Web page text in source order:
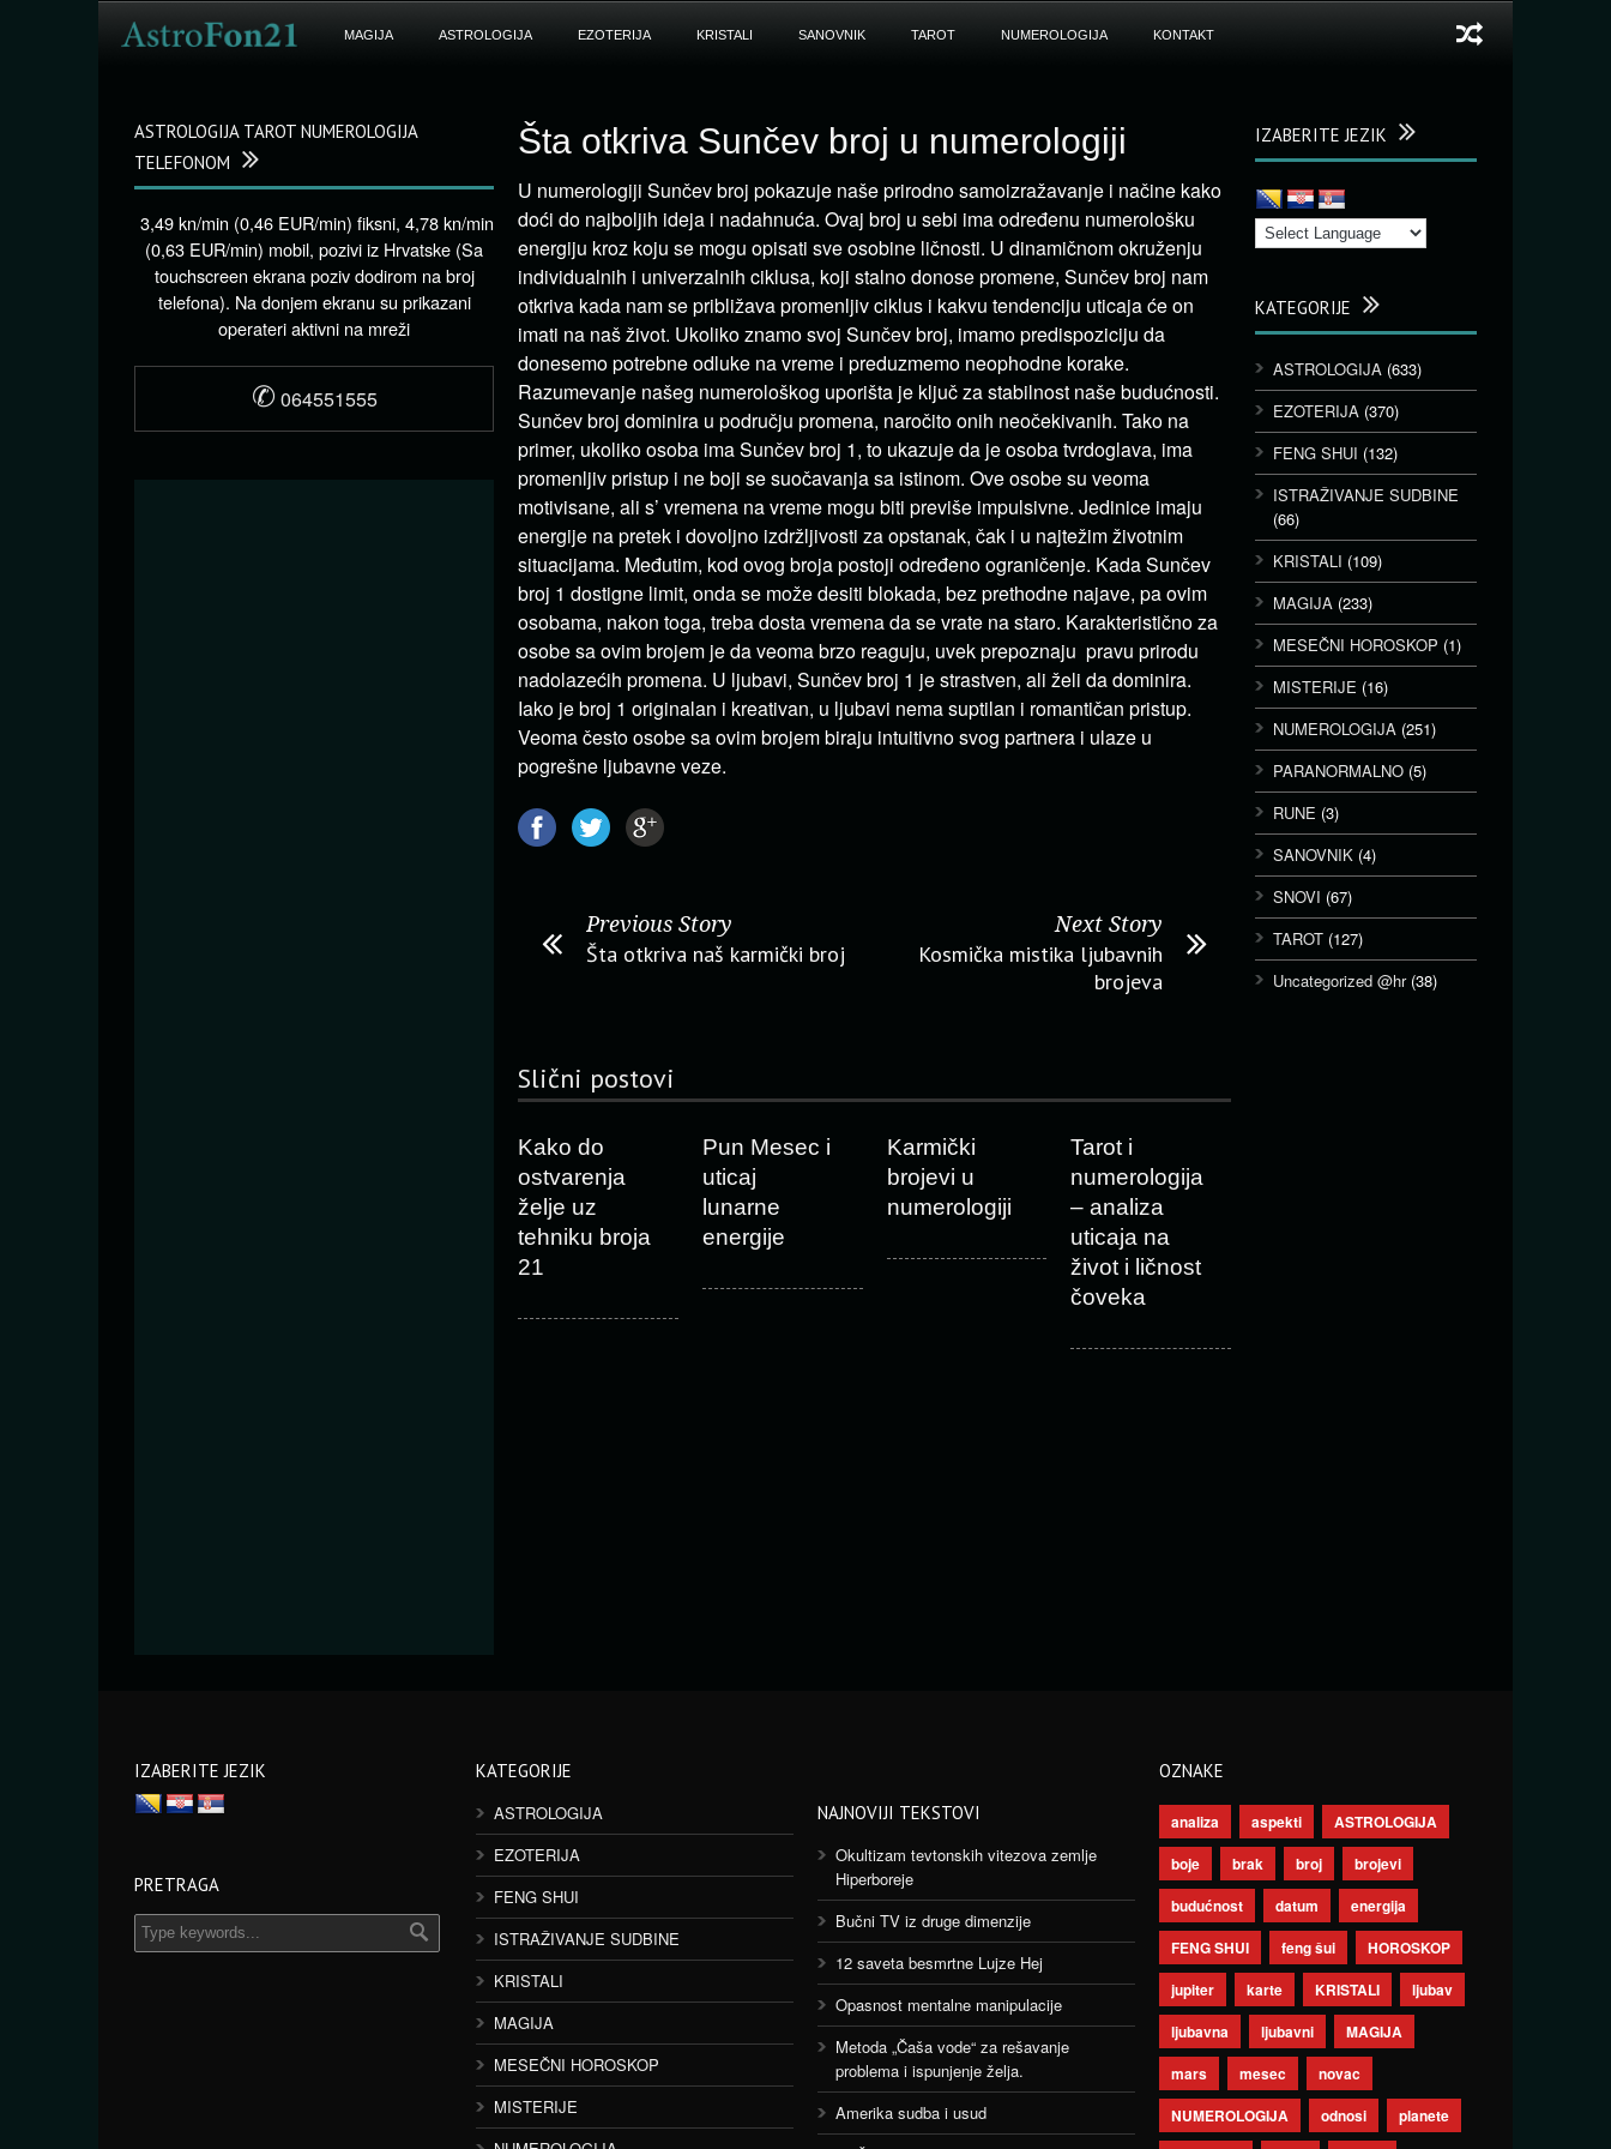
MAGIJA ASTROLOGIJA EZOTERIJA KRISTALI SANOVNIK TAROT NUMEROLOGIJA KONTAKT
Šta otkriva Sunčev broj u numerologiji
U numerologiji Sunčev broj pokazuje naše prirodno samoizražavanje i načine kako
doći do najboljih ideja i nadahnuća. Ovaj broj u sebi ima određenu numerološku
energiju kroz koju se mogu opisati sve osobine ličnosti. U dinamičnom okruženju
individualnih i univerzalnih ciklusa, koji stalno donose promene, Sunčev broj nam
otkriva kada nam se približava promenljiv ciklus i kakvu tendenciju uticaja će on
imati na naš život. Ukoliko znamo svoj Sunčev broj, imamo predispoziciju da
donesemo potrebne odluke na vreme i preduzmemo neophodne korake.
Razumevanje našeg numerološkog uporišta je ključ za stabilnost naše budućnosti.
Sunčev broj dominira u području promena, naročito onih neočekivanih. Tako na
primer, ukoliko osoba ima Sunčev broj 1, to ukazuje da je osoba tvrdoglava, ima
promenljiv pristup i ne boji se suočavanja sa istinom. Ove osobe su veoma
motivisane, ali s’ vremena na vreme mogu biti previše impulsivne. Jedinice imaju
energije na pretek i dovoljno izdržljivosti za opstanak, čak i u najtežim životnim
situacijama. Međutim, kod ovog broja postoji određeno ograničenje. Kada Sunčev
broj 1 dostigne limit, onda se može desiti blokada, bez prethodne najave, pa ovim
osobama, nakon toga, treba dosta vremena da se vrate na staro. Karakteristično za
osobe sa ovim brojem je da veoma brzo reaguju, uvek prepoznaju pravu prirodu
nadolazećih promena. U ljubavi, Sunčev broj 1 je strastven, ali želi da dominira.
Iako je broj 1 originalan i kreativan, u ljubavi nema suptilan i romantičan pristup.
Veoma često osobe sa ovim brojem biraju intuitivno svog partnera i ulaze u
pogrešne ljubavne veze.
Previous Story
Šta otkriva naš karmički broj
Next Story
Kosmička mistika ljubavnih
brojeva
Slični postovi
Kako do
ostvarenja
želje uz
tehniku broja
21
Pun Mesec i
uticaj
lunarne
energije
Karmički
brojevi u
numerologiji
Tarot i
numerologija
– analiza
uticaja na
život i ličnost
čoveka
IZABERITE JEZIK
KATEGORIJE
ASTROLOGIJA (633)
EZOTERIJA (370)
FENG SHUI (132)
ISTRAŽIVANJE SUDBINE
(66)
KRISTALI (109)
MAGIJA (233)
MESEČNI HOROSKOP (1)
MISTERIJE (16)
NUMEROLOGIJA (251)
PARANORMALNO (5)
RUNE (3)
SANOVNIK (4)
SNOVI (67)
TAROT (127)
Uncategorized @hr(38)
ASTROLOGIJA TAROT NUMEROLOGIJA
TELEFONOM
3,49 kn/min (0,46 EUR/min) fiksni, 4,78 kn/min
(0,63 EUR/min) mobil, pozivi iz Hrvatske (Sa
touchscreen ekrana poziv dodirom na broj
telefona). Na donjem ekranu su prikazani
operateri aktivni na mreži
✆ 064551555
IZABERITE JEZIK
PRETRAGA
KATEGORIJE
ASTROLOGIJA
EZOTERIJA
FENG SHUI
ISTRAŽIVANJE SUDBINE
KRISTALI
MAGIJA
MESEČNI HOROSKOP
MISTERIJE
NAJNOVIJI TEKSTOVI
Okultizam tevtonskih vitezova zemlje
Hiperboreje
Bučni TV iz druge dimenzije
12 saveta besmrtne Lujze Hej
Opasnost mentalne manipulacije
Metoda „Čaša vode“ za rešavanje
problema i ispunjenje želja.
Amerika sudba i usud
OZNAKE
analiza aspekti
ASTROLOGIJA
boje
brak broj
brojevi
budućnost
datum
energija
FENG SHUI
feng šui
HOROSKOP
jupiter
karte KRISTALI
ljubav
ljubavna
ljubavni
MAGIJA
mars
mesec
novac
NUMEROLOGIJA
odnosi
planete